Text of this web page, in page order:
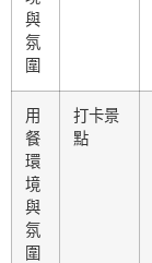
與
氛
圍
用
餐
環
境
與
氛
圍
打卡景
點